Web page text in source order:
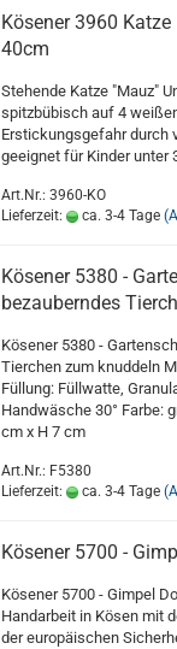
Kösener 3960
40cm
Stehende Katze "Mauz"
spitzbübisch auf 4
Erstickungsgefahr durch
geeignet für Kinder unter
Art.Nr.: 3960-KO
Lieferzeit:
ca. 3-4 Tage
Kösener 5380 -
bezauberndes
Kösener 5380 -
Tierchen zum knuddeln
Füllung: Füllwatte,
Handwäsche 30° Farbe:
cm x H 7 cm
Art.Nr.: F5380
Lieferzeit:
ca. 3-4 Tage
Kösener 5700 -
Kösener 5700 - Gimpel
Handarbeit in Kösen mit
der europäischen